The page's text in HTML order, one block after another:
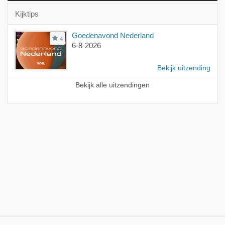
Kijktips
4
Goedenavond Nederland
6-8-2026
Bekijk uitzending
Bekijk alle uitzendingen